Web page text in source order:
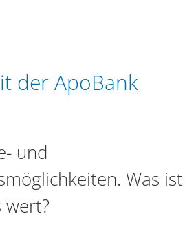
der ApoBank
und
Was ist
wert?